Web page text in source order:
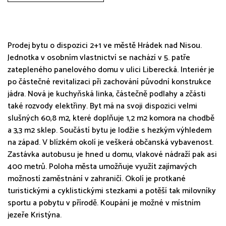
Prodej bytu o dispozici 2+1 ve městě Hrádek nad Nisou.
Jednotka v osobním vlastnictví se nachází v 5. patře
zatepleného panelového domu v ulici Liberecká. Interiér je
po částečné revitalizaci při zachování původní konstrukce
jádra. Nová je kuchyňská linka, částečně podlahy a zčásti
také rozvody elektřiny. Byt má na svoji dispozici velmi
slušných 60,8 m2, které doplňuje 1,2 m2 komora na chodbě
a 3,3 m2 sklep. Součástí bytu je lodžie s hezkým výhledem
na západ. V blízkém okolí je veškerá občanská vybavenost.
Zastávka autobusu je hned u domu, vlakové nádraží pak asi
400 metrů. Poloha města umožňuje využít zajímavých
možností zaměstnání v zahraničí. Okolí je protkané
turistickými a cyklistickými stezkami a potěší tak milovníky
sportu a pobytu v přírodě. Koupání je možné v místním
jezeře Kristýna.